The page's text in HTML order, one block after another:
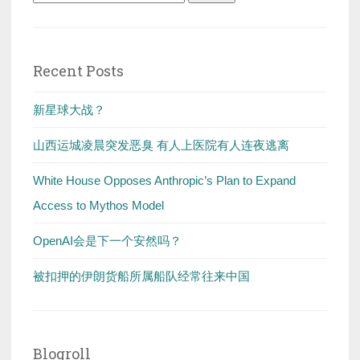
Recent Posts
新星球大战？
山西运城凌晨突发恶臭 有人上医院有人连夜逃离
White House Opposes Anthropic’s Plan to Expand
Access to Mythos Model
OpenAI会是下一个安然吗？
被扣押的伊朗货船所属船队经常往来中国
Blogroll